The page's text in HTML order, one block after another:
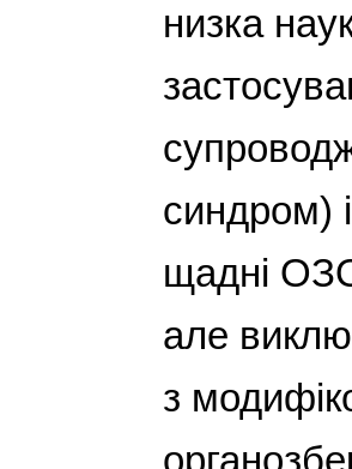
низка
синдром)
щадні
але
з